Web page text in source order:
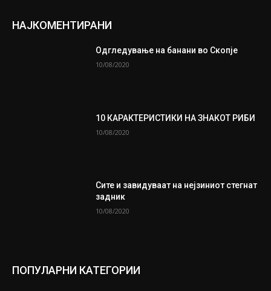
НАЈКОМЕНТИРАНИ
Одгледување на банани во Скопје
10/08/2020
10 КАРАКТЕРИСТИКИ НА ЗНАКОТ РИБИ
10/08/2020
Сите и завидуваат на нејзиниот стегнат
задник
10/08/2020
ПОПУЛАРНИ КАТЕГОРИИ